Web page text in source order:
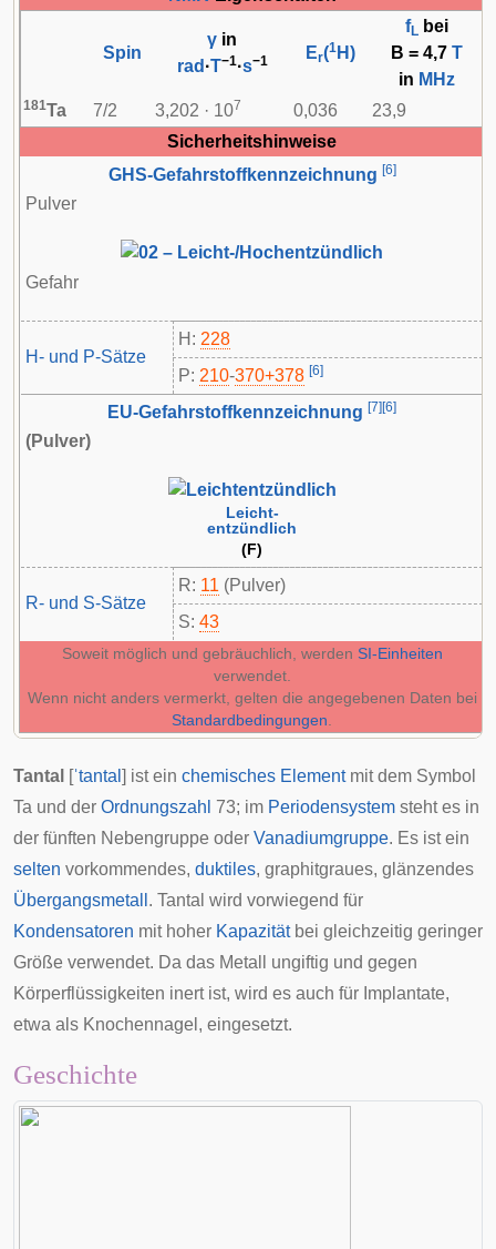
Spin
γ in
rad ·T−1·s−1 Er(1 H)
fL bei
B = 4,7 T
in MHz
181Ta 7/2 3,202 · 107 0,036
23,9
Sicherheitshinweise
GHS-Gefahrstoffkennzeichnung [6]
Pulver
Gefahr
H- und P-Sätze
H: 228
P: 210-​370+378 [6]
EU-Gefahrstoffkennzeichnung [7] [6]
(Pulver)
Leicht-
entzündlich
(F)
R- und S-Sätze
R: 11 (Pulver)
S: 43
Soweit möglich und gebräuchlich, werden SI-Einheiten
verwendet.
Wenn nicht anders vermerkt, gelten die angegebenen Daten bei
Standardbedingungen
Tantal [ˈtantal ] ist ein chemisches Elementmit dem Symbol
Ta und der Ordnungszahl 73; im Periodensystem steht es in
der fünften Nebengruppe oder Vanadiumgruppe. Es ist ein
selten vorkommendes, duktiles, graphitgraues, glänzendes
Übergangsmetall . Tantal wird vorwiegend für
Kondensatoren mit hoher Kapazitätbei gleichzeitig geringer
Größe verwendet. Da das Metall ungiftig und gegen
Körperflüssigkeiten inertist, wird es auch für Implantate,
etwa als Knochennagel , eingesetzt.
Geschichte